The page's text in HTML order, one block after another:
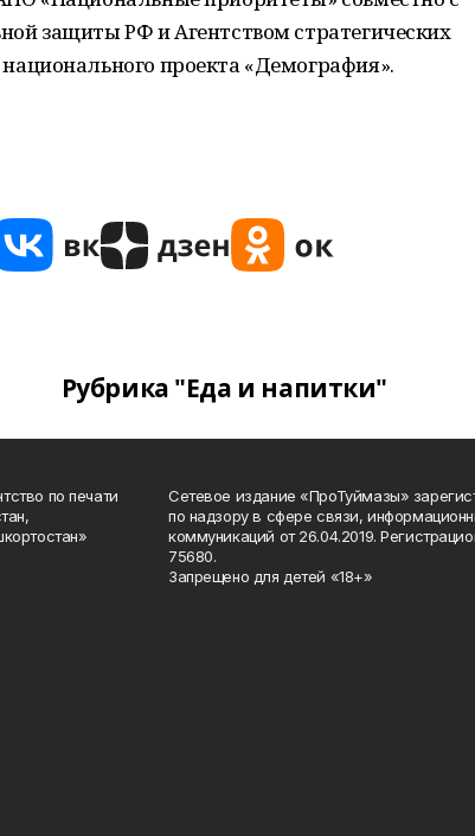
защиты РФ и Агентством стратегических
проекта «Демография».
Рубрика "Еда и напитки"
по печати
Сетевое издание «ПроТуймазы»
по надзору в сфере связи,
коммуникаций от 26.04.2019.
75680.
Запрещено для детей «18+»